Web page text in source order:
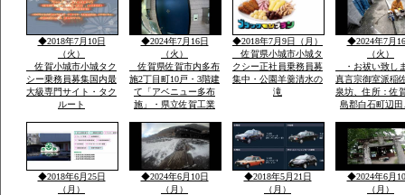
告・佐賀県から
西海市崎戸方面
を渡つて大島
◆2018年7月10日
（火）
佐賀小城市小城タク
シー乗務員募集国内最
大級専門サイト・タク
ルート
◆2024年7月16日
（火）
佐賀県佐賀市内多布
施2丁目町10戸・3階建
て「アベニュー多布
施」・県立佐賀工業
布施橋バス停まで2
分・インターネツト無
料・「室内小型ペツト
飼育相談可 3000円
up」2・3階別階段
◆2018年7月9日（月）
佐賀県小城市小城タ
クシー正社員乗務員募
集中・公園羊羹清水の
滝
◆2024年7月
（火）
・お祓い致し
真言宗御室派稲
泉坊、住所：佐
島郡白石町辺田
0954-65-2806 /
８０－２７１４
８４
◆2018年6月25日
（月）
◆2024年6月10日
（月）
◆2018年5月21日
（月）
◆2024年6月
（月）